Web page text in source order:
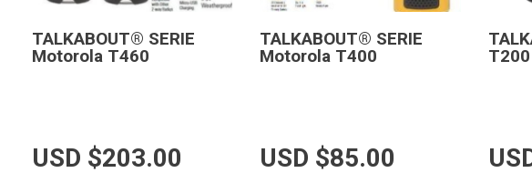
TALKABOUT® SERIE
Motorola T460
USD $203.00
TALKABOUT® SERIE
Motorola T400
USD $85.00
T200